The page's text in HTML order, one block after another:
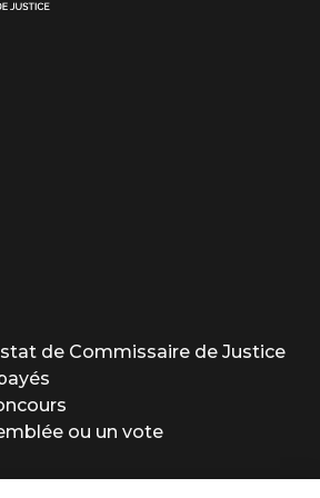
de Commissaire de Justice
ou un vote